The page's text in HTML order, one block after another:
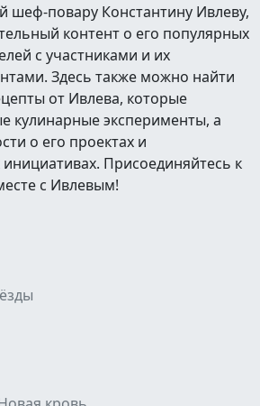
шеф-повару Константину Ивлеву,
контент о его популярных
с участниками и их
Здесь также можно найти
от Ивлева, которые
кулинарные эксперименты, а
о его проектах и
Присоединяйтесь к
с Ивлевым!